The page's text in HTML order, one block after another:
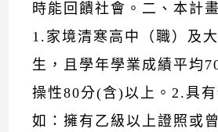
時能回饋社會。二、本計
1.家境清寒高中（職）及
生，且學年學業成績平均
操性80分(含)以上。2.具有
如：擁有乙級以上證照或